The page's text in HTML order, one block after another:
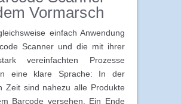
Vormarsch
einfach Anwendung
Scanner und die mit ihrer
vereinfachten Prozesse
eine klare Sprache: In der
Zeit sind nahezu alle Produkte
Barcode versehen. Ein Ende